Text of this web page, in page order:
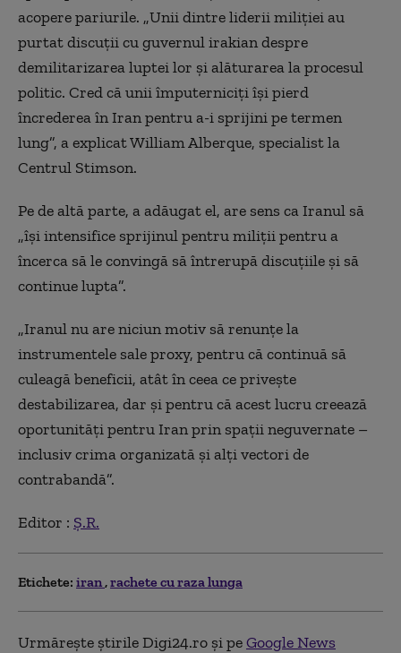
acopere pariurile. „Unii dintre liderii miliției au
purtat discuții cu guvernul irakian despre
demilitarizarea luptei lor și alăturarea la procesul
politic. Cred că unii împuterniciți își pierd
încrederea în Iran pentru a-i sprijini pe termen
lung”, a explicat William Alberque, specialistla
Centrul Stimson.
Pe de altă parte, a adăugat el, are sens ca Iranul să
„își intensifice sprijinul pentru miliții pentru a
încerca să le convingă să întrerupă discuțiile și să
continue lupta”.
„Iranul nu are niciun motiv să renunțe la
instrumentele saleproxy, pentru căcontinuă să
culeagă beneficii, atât în ​​ceea ce privește
destabilizarea, dar și pentru că acest lucru creează
oportunități pentru Iran prin spații neguvernate –
inclusiv crima organizată și alți vectori de
contrabandă”.
Editor : Ș.R.
Etichete: iran rachete cu raza lunga
Urmărește știrile Digi24.ro și peGoogle News